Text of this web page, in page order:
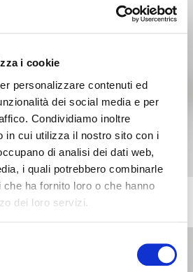
i cookie
personalizzare contenuti ed
dei social media e per
Condividiamo inoltre
in cui utilizza il nostro sito con i
di analisi dei dati web,
i quali potrebbero combinarle
ha fornito loro o che hanno
dei loro servizi.
pays
Fermer